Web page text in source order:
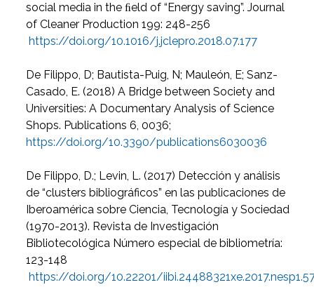
social media in the ﬁeld of “Energy saving”. Journal
of Cleaner Production 199: 248-256
https://doi.org/10.1016/j.jclepro.2018.07.177
De Filippo, D; Bautista-Puig, N; Mauleón, E; Sanz-
Casado, E. (2018) A Bridge between Society and
Universities: A Documentary Analysis of Science
Shops. Publications 6, 0036;
https://doi.org/10.3390/publications6030036
De Filippo, D.; Levin, L. (2017) Detección y análisis
de “clusters bibliográficos” en las publicaciones de
Iberoamérica sobre Ciencia, Tecnología y Sociedad
(1970-2013). Revista de Investigación
Bibliotecológica Número especial de bibliometría:
123-148
https://doi.org/10.22201/